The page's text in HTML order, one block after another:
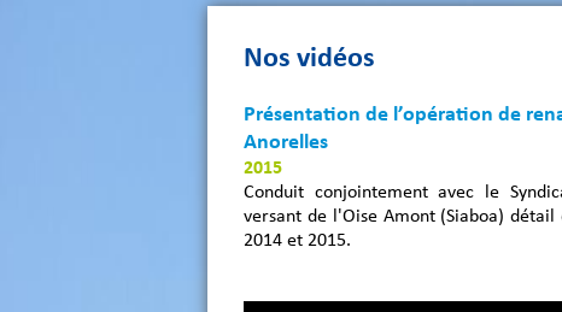
Nos vidéos
Présentation de l’opération de
Anorelles
2015
Conduit conjointement avec le
versant de l'Oise Amont (Siaboa)
2014 et 2015.